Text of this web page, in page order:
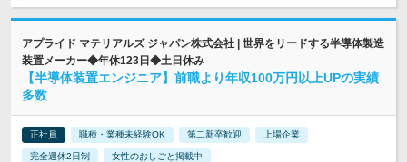
アプライド マテリアルズ ジャパン株式会社 | 世界をリードする半導体製造
装置メーカー◆年休123日◆土日休み
【半導体装置エンジニア】前職より年収100万円以上UPの実績
多数
正社員 職種・業種未経験OK 第二新卒歓迎 上場企業
完全週休2日制 女性のおしごと掲載中